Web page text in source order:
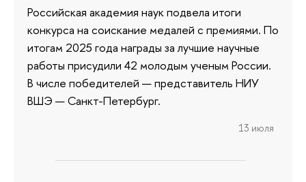
Российская академия наук подвела итоги
конкурса на соискание медалей с премиями. По
итогам 2025 года награды за лучшие научные
работы присудили 42 молодым ученым России.
В числе победителей — представитель НИУ
ВШЭ — Санкт-Петербург.
13 июля